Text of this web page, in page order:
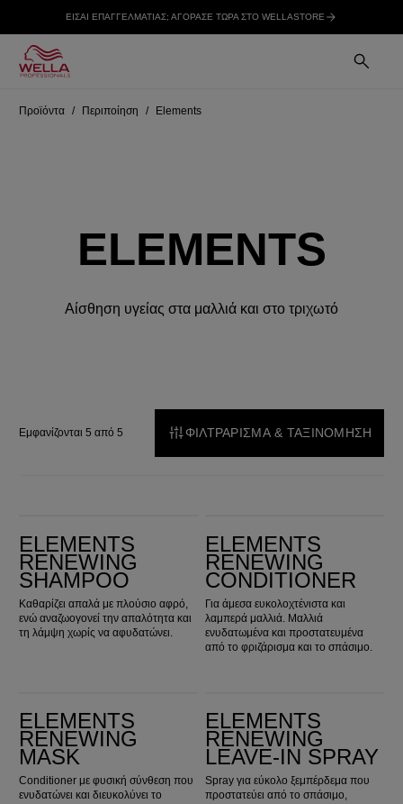
ΕΙΣΑΙ ΕΠΑΓΓΕΛΜΑΤΙΑΣ; ΑΓΟΡΑΣΕ ΤΩΡΑ ΣΤΟ WELLASTORE
Προϊόντα Περιποίηση Elements
ELEMENTS
Αίσθηση υγείας στα μαλλιά και στο τριχωτό
Εμφανίζονται 5 από 5 ΦΙΛΤΡΑΡΙΣΜΑ & ΤΑΞΙΝΟΜΗΣΗ
ELEMENTS
RENEWING
SHAMPOO
Καθαρίζει απαλά με πλούσιο αφρό,
ενώ αναζωογονεί την απαλότητα και
τη λάμψη χωρίς να αφυδατώνει.
ELEMENTS
RENEWING
CONDITIONER
Για άμεσα ευκολοχτένιστα και
λαμπερά μαλλιά. Μαλλιά
ενυδατωμένα και προστατευμένα
από το φριζάρισμα και το σπάσιμο.
ELEMENTS
RENEWING
MASK
Conditioner με φυσική σύνθεση που
ενυδατώνει και διευκολύνει το
ELEMENTS
RENEWING
LEAVE-IN SPRAY
Spray για εύκολο ξεμπέρδεμα που
προστατεύει από το σπάσιμο,